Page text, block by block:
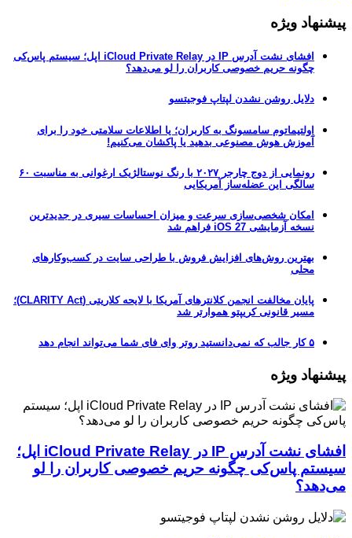
پیشنهاد ویژه
افشای نشت آدرس IP در iCloud Private Relay اپل؛ سیستم پاس‌کی
چگونه حریم خصوصی کاربران را لو می‌دهد؟
دلایل روشن نشدن لپتاپ فوجیتسو
اولتیماتوم سامسونگ به کاربران؛ یا اطلاعات سلامتی خود را برای
آموزش هوش مصنوعی بدهید یا پاکشان می‌کنیم!
رونمایی از دوج چارجر ۲۰۲۷ با رنگ نوستالژیک ارغوانی به مناسبت ۶۰
سالگی این عضله‌ساز آمریکایی
امکان شخصی‌سازی سرعت و میزان احساسات سیری در جدیدترین
نسخه آزمایشی iOS 27 فراهم شد
بهترین روش‌های افزایش فروش با طراحی سایت در کسب‌وکارهای
محلی
پایان مخالفت انجمن کلانترهای آمریکا با لایحه کلاریتی (CLARITY Act)؛
مسیر قانونی کریپتو هموارتر شد
۵ کار جالب که نمی‌دانستید روتر وای فای شما می‌تواند انجام دهد
پیشنهاد ویژه
افشای نشت آدرس IP در iCloud Private Relay اپل؛
سیستم پاس‌کی چگونه حریم خصوصی کاربران را لو
می‌دهد؟